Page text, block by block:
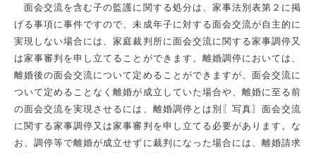
面会交流を含む子の監護に関する処分は、家事法別表第２に掲
げる事項に事件ですので、未成年子に対する面会交流が自主的に
実現しない場合には、家庭裁判所に面会交流に関する家事調停又
は家事審判を申し立てることができます。離婚調停においては、
離婚後の面会交流について定めることができますが、面会交流に
ついて定めることなく離婚が成立していた場合や、離婚に至る前
の面会交流を実現させるには、離婚調停とは別〖写真〗面会交流
に関する家事調停又は家事審判を申し立てる必要があります。な
お、調停等で離婚が成立せずに裁判になった場合には、離婚請求